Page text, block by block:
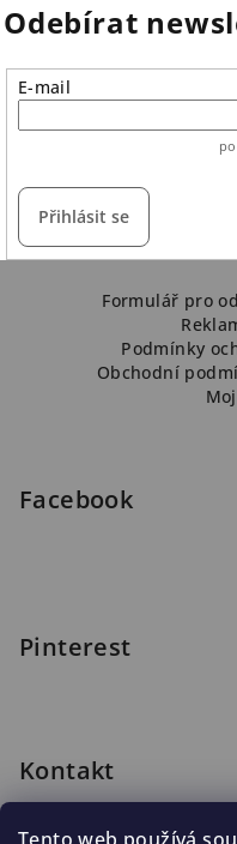
Odebírat
E-mail
Přihlásit se
Formulář pro
Podmínky
Obchodní
Facebook
Pinterest
Kontakt